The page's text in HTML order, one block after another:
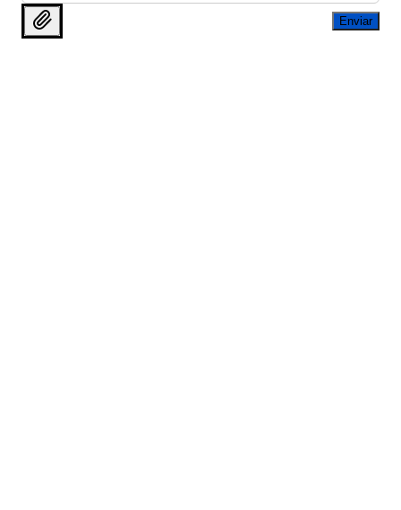
Enviar